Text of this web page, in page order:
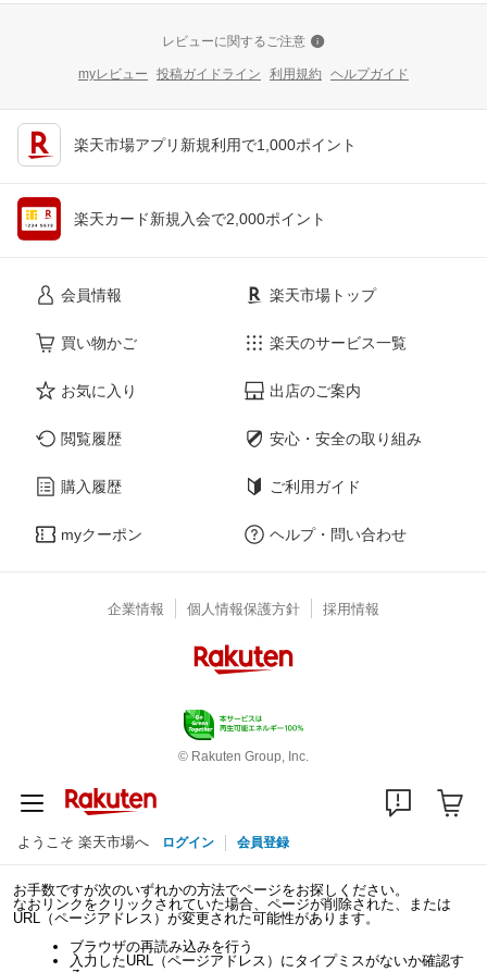
レビューに関するご注意
myレビュー 投稿ガイドライン 利用規約 ヘルプガイド
楽天市場アプリ新規利用で1,000ポイント
楽天カード新規入会で2,000ポイント
会員情報
買い物かご
お気に入り
閲覧履歴
購入履歴
myクーポン
楽天市場トップ
楽天のサービス一覧
出店のご案内
安心・安全の取り組み
ご利用ガイド
ヘルプ・問い合わせ
企業情報 個人情報保護方針 採用情報
© Rakuten Group, Inc.
ようこそ 楽天市場へ ログイン 会員登録
お手数ですが次のいずれかの方法でページをお探しください。
なおリンクをクリックされていた場合、ページが削除された、または
URL（ページアドレス）が変更された可能性があります。
ブラウザの再読み込みを行う
入力したURL（ページアドレス）にタイプミスがないか確認す